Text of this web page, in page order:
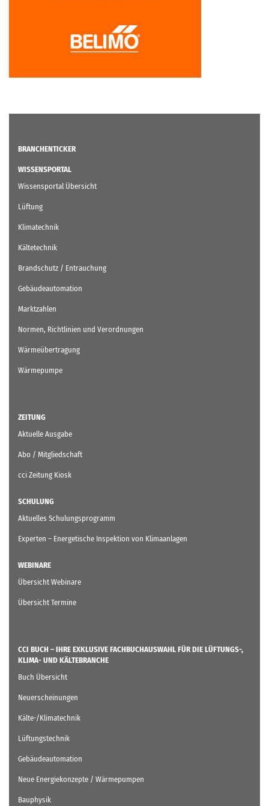
BRANCHENTICKER
WISSENSPORTAL
Wissensportal Übersicht
Lüftung
Klimatechnik
Kältetechnik
Brandschutz / Entrauchung
Gebäudeautomation
Marktzahlen
Normen, Richtlinien und Verordnungen
Wärmeübertragung
Wärmepumpe
ZEITUNG
Aktuelle Ausgabe
Abo / Mitgliedschaft
cci Zeitung Kiosk
SCHULUNG
Aktuelles Schulungsprogramm
Experten – Energetische Inspektion von Klimaanlagen
WEBINARE
Übersicht Webinare
Übersicht Termine
CCI BUCH – IHRE EXKLUSIVE FACHBUCHAUSWAHL FÜR DIE LÜFTUNGS-,
KLIMA- UND KÄLTEBRANCHE
Buch Übersicht
Neuerscheinungen
Kälte-/Klimatechnik
Lüftungstechnik
Gebäudeautomation
Neue Energiekonzepte / Wärmepumpen
Bauphysik